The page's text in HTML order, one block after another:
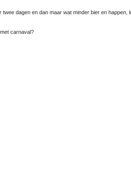
dagen en dan maar wat minder bier en happen,
carnaval?